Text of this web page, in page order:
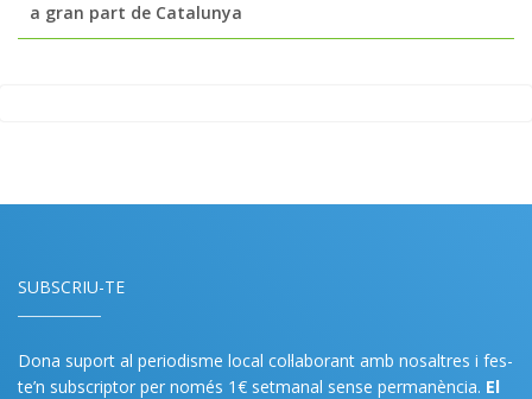
a gran part de Catalunya
SUBSCRIU-TE
Dona suport al periodisme local col·laborant amb nosaltres i fes-
te’n subscriptor per només 1€ setmanal sense permanència. El